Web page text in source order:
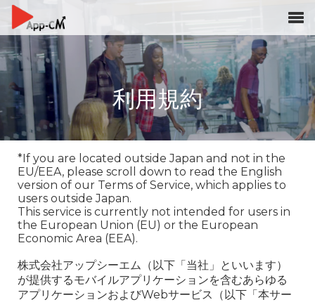
利用規約
*If you are located outside Japan and not in the
EU/EEA, please scroll down to read the English
version of our Terms of Service, which applies to
users outside Japan.
This service is currently not intended for users in
the European Union (EU) or the European
Economic Area (EEA).
株式会社アップシーエム（以下「当社」といいます）
が提供するモバイルアプリケーションを含むあらゆる
アプリケーションおよびWebサービス（以下「本サー